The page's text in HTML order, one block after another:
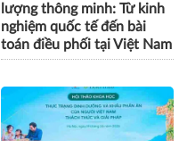
lượng thông minh: Từ kinh
nghiệm quốc tế đến bài
toán điều phối tại Việt Nam